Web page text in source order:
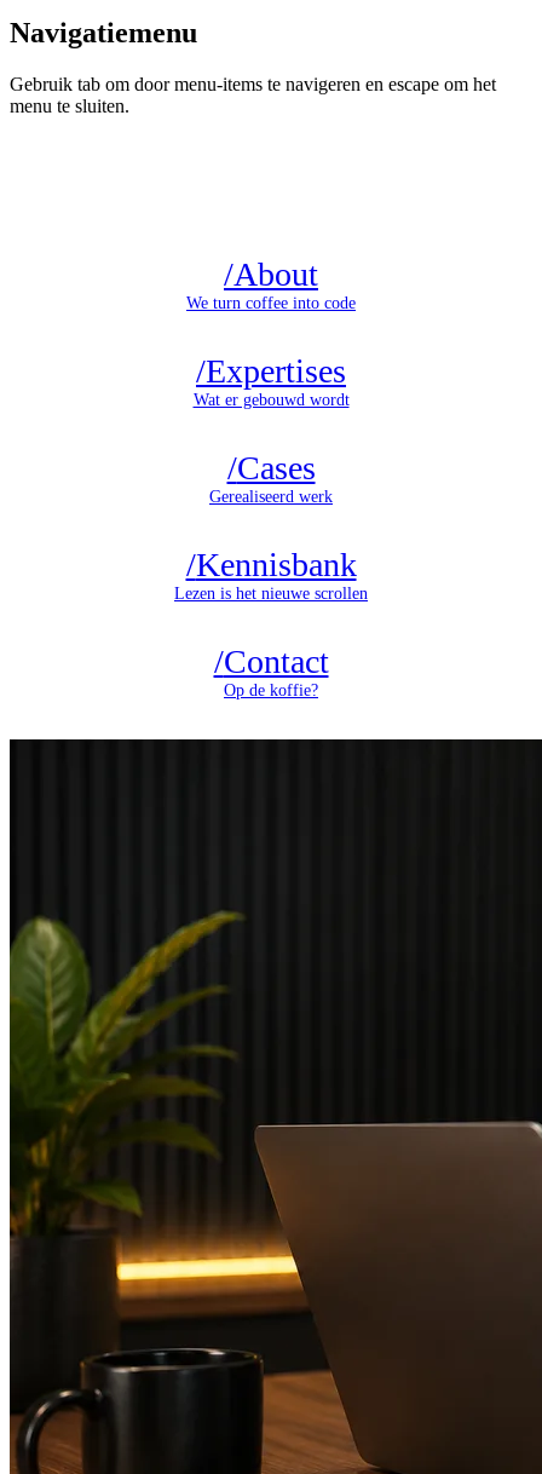
Navigatiemenu
Gebruik tab om door menu-items te navigeren en escape om het
menu te sluiten.
/About
We turn coffee into code
/Expertises
Wat er gebouwd wordt
/Cases
Gerealiseerd werk
/Kennisbank
Lezen is het nieuwe scrollen
/Contact
Op de koffie?